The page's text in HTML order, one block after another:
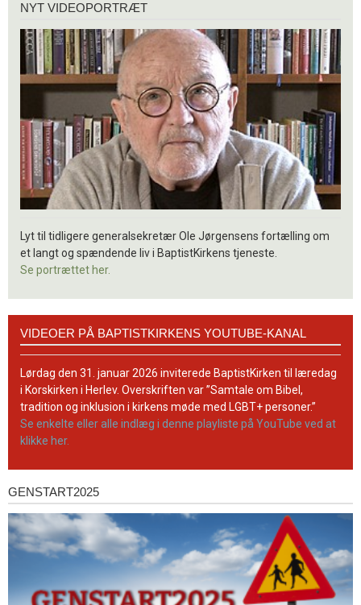
videoportræt
NYT VIDEOPORTRÆT
Lyt til tidligere generalsekretær Ole Jørgensens fortælling om
et langt og spændende liv i BaptistKirkens tjeneste.
Se portrættet her.
BaptistKirkens
YouTube-
kanal
VIDEOER PÅ BAPTISTKIRKENS YOUTUBE-KANAL
Lørdag den 31. januar 2026 inviterede BaptistKirken til læredag
i Korskirken i Herlev. Overskriften var ”Samtale om Bibel,
tradition og inklusion i kirkens møde med LGBT+ personer.”
Se enkelte eller alle indlæg i denne playliste på YouTube ved at
klikke her.
Genstart2025
GENSTART2025